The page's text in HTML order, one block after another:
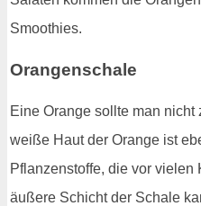
Smoothies.
Orangenschale
Eine Orange sollte man
weiße Haut der Orange ist
Pflanzenstoffe, die vor
äußere Schicht der Schale